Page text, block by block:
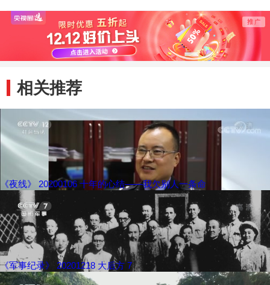
子
相关推荐
《夜线》 20200106 十年的心结——我欠别人一条命
《军事纪录》 20201218 大后方 7